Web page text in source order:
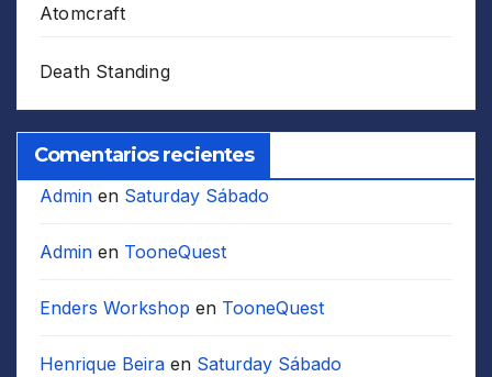
Atomcraft
Death Standing
Comentarios recientes
Admin en Saturday Sábado
Admin en TooneQuest
Enders Workshop en TooneQuest
Henrique Beira en Saturday Sábado